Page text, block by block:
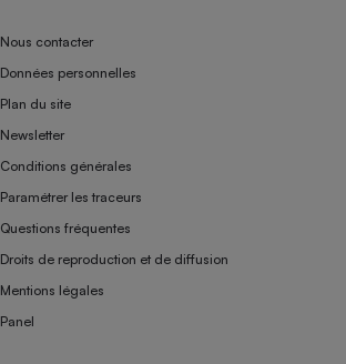
Nous contacter
Données personnelles
Plan du site
Newsletter
Conditions générales
Paramétrer les traceurs
Questions fréquentes
Droits de reproduction et de diffusion
Mentions légales
Panel